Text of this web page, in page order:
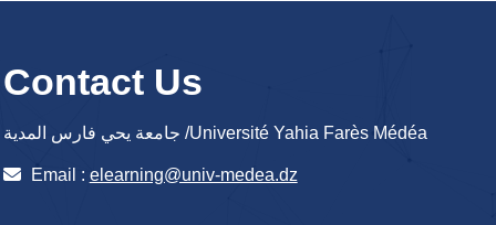
Contact Us
جامعة يحي فارس المدية /Université Yahia Farès Médéa
Email : elearning@univ-medea.dz